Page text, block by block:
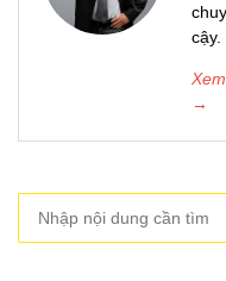
cậy.
→